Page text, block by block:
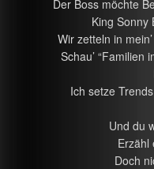
Der Boss möchte
King Sonny
Wir zetteln in
Schau’ “Familien
Ich setze
Und du
Erzähl
Doch